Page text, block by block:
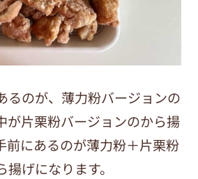
るのが、薄力粉バージョンの
が片栗粉バージョンのから揚
前にあるのが薄力粉＋片栗粉
げになります。